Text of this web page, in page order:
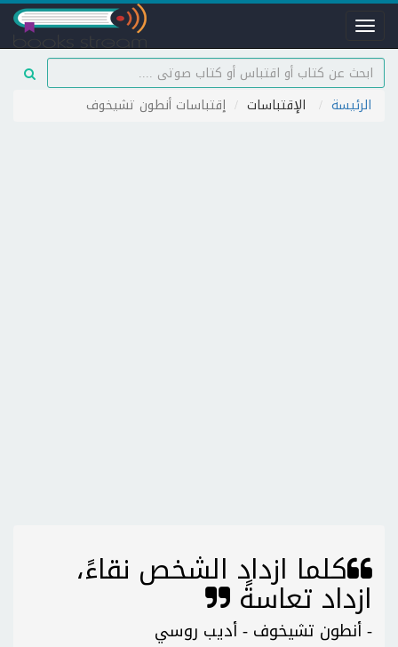
Toggle
navigation
الرئيسة الإقتباسات إقتباسات أنطون تشيخوف
كلما ازداد الشخص نقاءً،
ازداد تعاسةً
- أنطون تشيخوف - أديب روسي